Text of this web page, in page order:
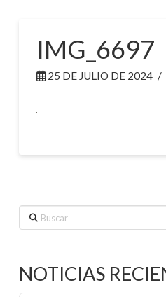
IMG_6697
25 DE JULIO DE 2024
Buscar
NOTICIAS